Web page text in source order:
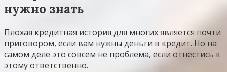
нужно знать
Плохая кредитная история для многих является почти
приговором, если вам нужны деньги в кредит. Но на
самом деле это совсем не проблема, если отнестись к
этому ответственно.